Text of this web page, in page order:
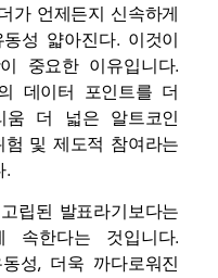
가 언제든지 신속하게
동성 얇아진다. 이것이
중요한 이유입니다.
데이터 포인트를 더
움 더 넓은 알트코인
및 제도적 참여라는
.
립된 발표라기보다는
한다는 것입니다.
성, 더욱 까다로워진